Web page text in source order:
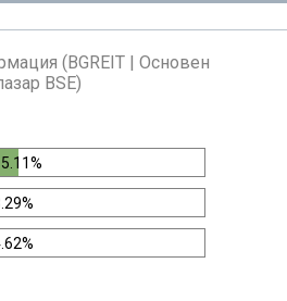
(BGREIT | Основен
BSE)